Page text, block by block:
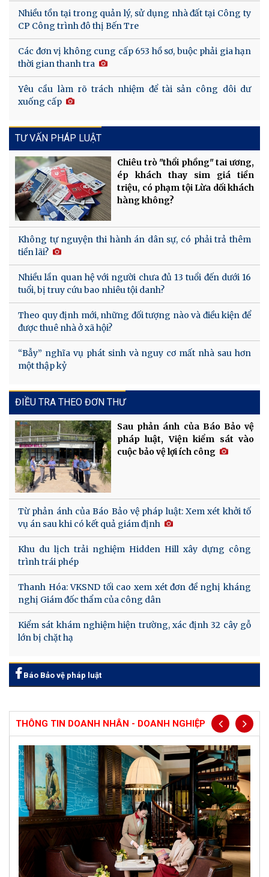
Nhiều tồn tại trong quản lý, sử dụng nhà đất tại Công ty
CP Công trình đô thị Bến Tre
Các đơn vị không cung cấp 653 hồ sơ, buộc phải gia hạn
thời gian thanh tra
Yêu cầu làm rõ trách nhiệm để tài sản công dôi dư
xuống cấp
TƯ VẤN PHÁP LUẬT
Chiêu trò "thổi phồng" tai ương,
ép khách thay sim giá tiền
triệu, có phạm tội Lừa dối khách
hàng không?
Không tự nguyện thi hành án dân sự, có phải trả thêm
tiền lãi?
Nhiều lần quan hệ với người chưa đủ 13 tuổi đến dưới 16
tuổi, bị truy cứu bao nhiêu tội danh?
Theo quy định mới, những đối tượng nào và điều kiện để
được thuê nhà ở xã hội?
“Bẫy” nghĩa vụ phát sinh và nguy cơ mất nhà sau hơn
một thập kỷ
ĐIỀU TRA THEO ĐƠN THƯ
Sau phản ánh của Báo Bảo vệ
pháp luật, Viện kiểm sát vào
cuộc bảo vệ lợi ích công
Từ phản ánh của Báo Bảo vệ pháp luật: Xem xét khởi tố
vụ án sau khi có kết quả giám định
Khu du lịch trải nghiệm Hidden Hill xây dựng công
trình trái phép
Thanh Hóa: VKSND tối cao xem xét đơn đề nghị kháng
nghị Giám đốc thẩm của công dân
Kiểm sát khám nghiệm hiện trường, xác định 32 cây gỗ
lớn bị chặt hạ
Báo Bảo vệ pháp luật
THÔNG TIN DOANH NHÂN - DOANH NGHIỆP